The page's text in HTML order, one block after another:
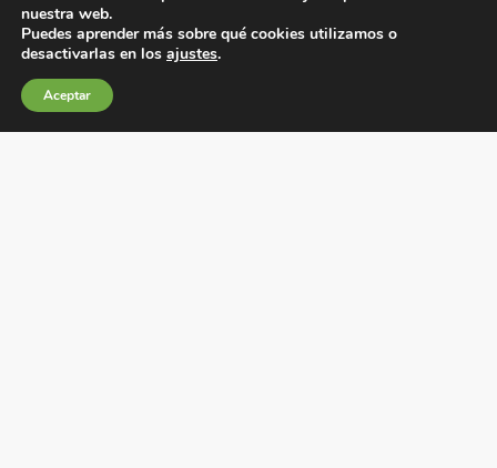
He leído y acepto la
nuestra web.
Puedes aprender más sobre qué cookies utilizamos o
desactivarlas en los ajustes.
Aceptar